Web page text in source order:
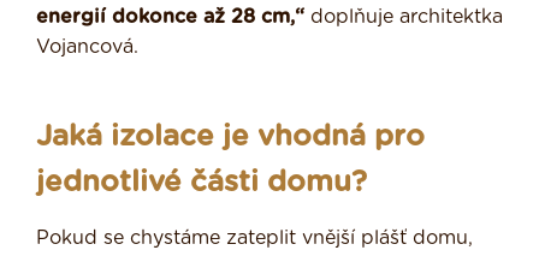
energií dokonce až 28 cm,“ doplňuje architektka
Vojancová.
Jaká izolace je vhodná pro
jednotlivé části domu?
Pokud se chystáme zateplit vnější plášť domu,